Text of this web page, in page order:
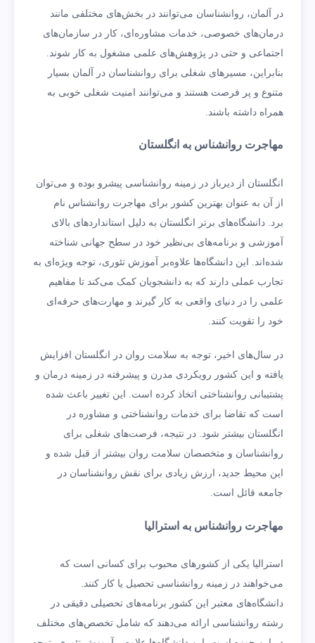
در آلمان، روانشناسان می‌توانند در بخش‌های مختلفی مانند
درمان‌های خصوصی، خدمات مشاوره‌ای، کار در سازمان‌های
اجتماعی و حتی در پژوهش‌های علمی مشغول به کار شوند.
بنابراین، مسیرهای شغلی برای روانشناسان در آلمان بسیار
متنوع و پر فرصت هستند و می‌توانند امنیت شغلی خوبی به
همراه داشته باشند.
مهاجرت روانشناس به انگلستان
انگلستان از دیرباز در زمینه روانشناسی پیشرو بوده و می‌توان
از آن به عنوان بهترین کشور برای مهاجرت روانشناس نام
برد. دانشگاه‌های برتر انگلستان به دلیل استانداردهای بالای
آموزشی و برنامه‌های بی‌نظیر خود در سطح جهانی شناخته
شده‌اند. این دانشگاه‌ها علاوه‌بر آموزش تئوری، توجه ویژه‌ای به
تجارب عملی دارند که به دانشجویان کمک می‌کند تا مفاهیم
علمی را در دنیای واقعی به کار گیرند و مهارت‌های حرفه‌ای
خود را تقویت کنند.
در سال‌های اخیر، توجه به سلامت روان در انگلستان افزایش
یافته و این کشور رویکردی مدرن و پیشرفته در زمینه درمان و
پشتیبانی روانشناختی اتخاذ کرده است. این تغییر باعث شده
است که تقاضا برای خدمات روانشناختی و مشاوره در
انگلستان بیشتر شود. در نتیجه، فرصت‌های شغلی برای
روانشناسان و متخصصان سلامت روان بیشتر از قبل شده و
این محیط جدید، ارزش زیادی برای نقش روانشناسان در
جامعه قائل است.
مهاجرت روانشناس به استرالیا
استرالیا یکی از کشورهای محبوب برای کسانی است که
می‌خواهند در زمینه روانشناسی تحصیل یا کار کنند.
دانشگاه‌های معتبر این کشور برنامه‌های تحصیلی دقیقی در
رشته روانشناسی ارائه می‌دهند که شامل تخصص‌های مختلف